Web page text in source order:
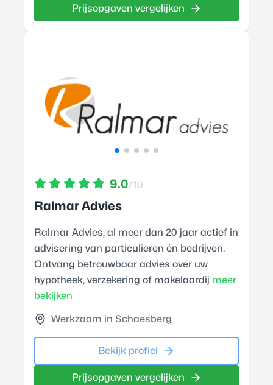
Prijsopgaven vergelijken
9.0/10
Ralmar Advies
Ralmar Advies, al meer dan 20 jaar actief in
advisering van particulieren én bedrijven.
Ontvang betrouwbaar advies over uw
hypotheek, verzekering of makelaardij meer
bekijken
Werkzaam in Schaesberg
Bekijk profiel
Prijsopgaven vergelijken